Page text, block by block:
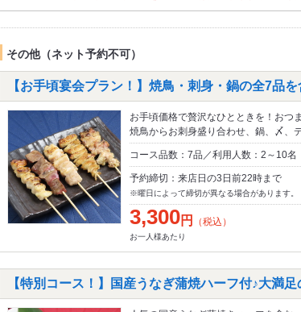
その他（ネット予約不可）
【お手頃宴会プラン！】焼鳥・刺身・鍋の全7品
お手頃価格で贅沢なひとときを！おつ
焼鳥からお刺身盛り合わせ、鍋、〆、
コース品数：7品／利用人数：2～10名
予約締切：来店日の3日前22時まで
※曜日によって締切が異なる場合があります。
3,300円 （税込）
お一人様あたり
【特別コース！】国産うなぎ蒲焼ハーフ付♪大満